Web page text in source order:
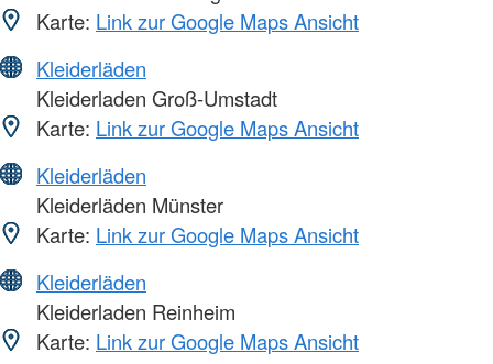
Karte: Link zur Google Maps Ansicht
Kleiderläden
Kleiderladen Groß-Umstadt
Karte: Link zur Google Maps Ansicht
Kleiderläden
Kleiderläden Münster
Karte: Link zur Google Maps Ansicht
Kleiderläden
Kleiderladen Reinheim
Karte: Link zur Google Maps Ansicht